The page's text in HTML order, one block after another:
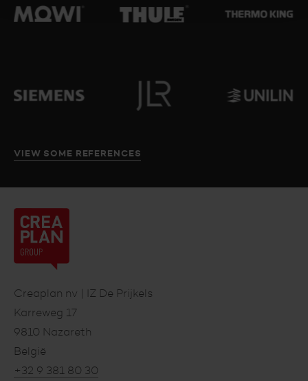
VIEW SOME REFERENCES
Creaplan
nv
Footer
Creaplan nv | IZ De Prijkels
Karreweg 17
9810 Nazareth
België
+32 9 381 80 30